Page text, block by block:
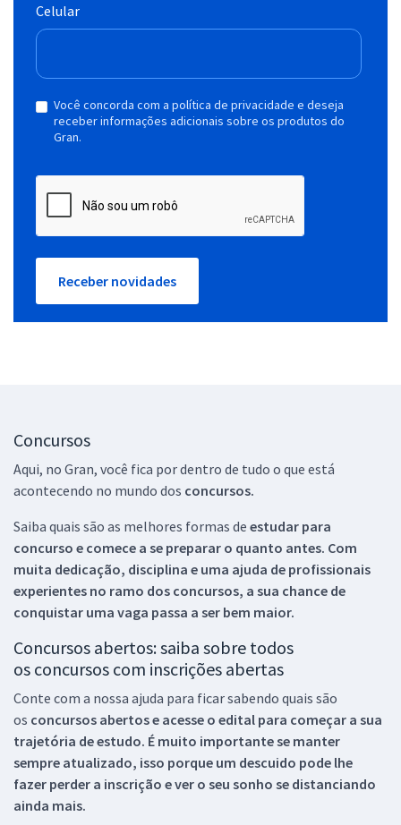
Celular
Você concorda com a política de privacidade e deseja
receber informações adicionais sobre os produtos do
Gran.
Receber novidades
Concursos
Aqui, no Gran, você fica por dentro de tudo o que está
acontecendo no mundo dos concursos.
Saiba quais são as melhores formas de estudar para
concurso e comece a se preparar o quanto antes. Com
muita dedicação, disciplina e uma ajuda de profissionais
experientes no ramo dos concursos, a sua chance de
conquistar uma vaga passa a ser bem maior.
Concursos abertos: saiba sobre todos
os concursos com inscrições abertas
Conte com a nossa ajuda para ficar sabendo quais são
os concursos abertos e acesse o edital para começar a sua
trajetória de estudo. É muito importante se manter
sempre atualizado, isso porque um descuido pode lhe
fazer perder a inscrição e ver o seu sonho se distanciando
ainda mais.